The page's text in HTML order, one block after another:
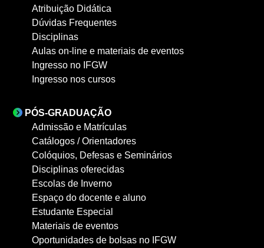
Atribuição Didática
Dúvidas Frequentes
Disciplinas
Aulas on-line e materiais de eventos
Ingresso no IFGW
Ingresso nos cursos
PÓS-GRADUAÇÃO
Admissão e Matrículas
Catálogos / Orientadores
Colóquios, Defesas e Seminários
Disciplinas oferecidas
Escolas de Inverno
Espaço do docente e aluno
Estudante Especial
Materiais de eventos
Oportunidades de bolsas no IFGW